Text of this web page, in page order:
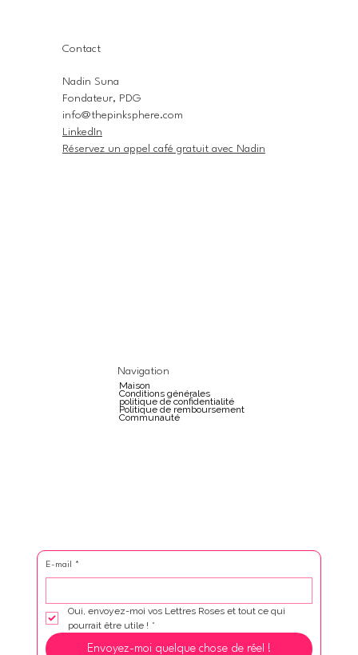
Contact
Nadin Suna
Fondateur, PDG
info@thepinksphere.com
LinkedIn
Réservez un appel café gratuit avec Nadin
Navigation
Maison
Conditions générales
politique de confidentialité
Politique de remboursement
Communauté
E-mail *
Oui, envoyez-moi vos Lettres Roses et tout ce qui
pourrait être utile ! *
Envoyez-moi quelque chose de réel !